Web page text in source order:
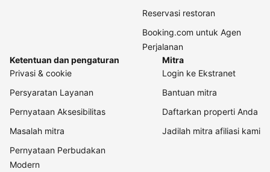
Reservasi restoran
Booking.com untuk Agen
Perjalanan
Ketentuan dan pengaturan
Privasi & cookie
Persyaratan Layanan
Pernyataan Aksesibilitas
Masalah mitra
Pernyataan Perbudakan
Modern
Mitra
Login ke Ekstranet
Bantuan mitra
Daftarkan properti Anda
Jadilah mitra afiliasi kami